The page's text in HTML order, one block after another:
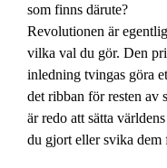
som finns därute?
Revolutionen är
vilka val du gör. Den
inledning tvingas göra
det ribban för resten av
är redo att sätta
du gjort eller svika dem